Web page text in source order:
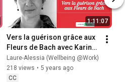
1:11:07
Vers la guérison grâce aux
Fleurs de Bach avec Karine
Chapon - Podcast #7
Laure-Alessia (Wellbeing @Work)
218 views • 5 years ago
CC